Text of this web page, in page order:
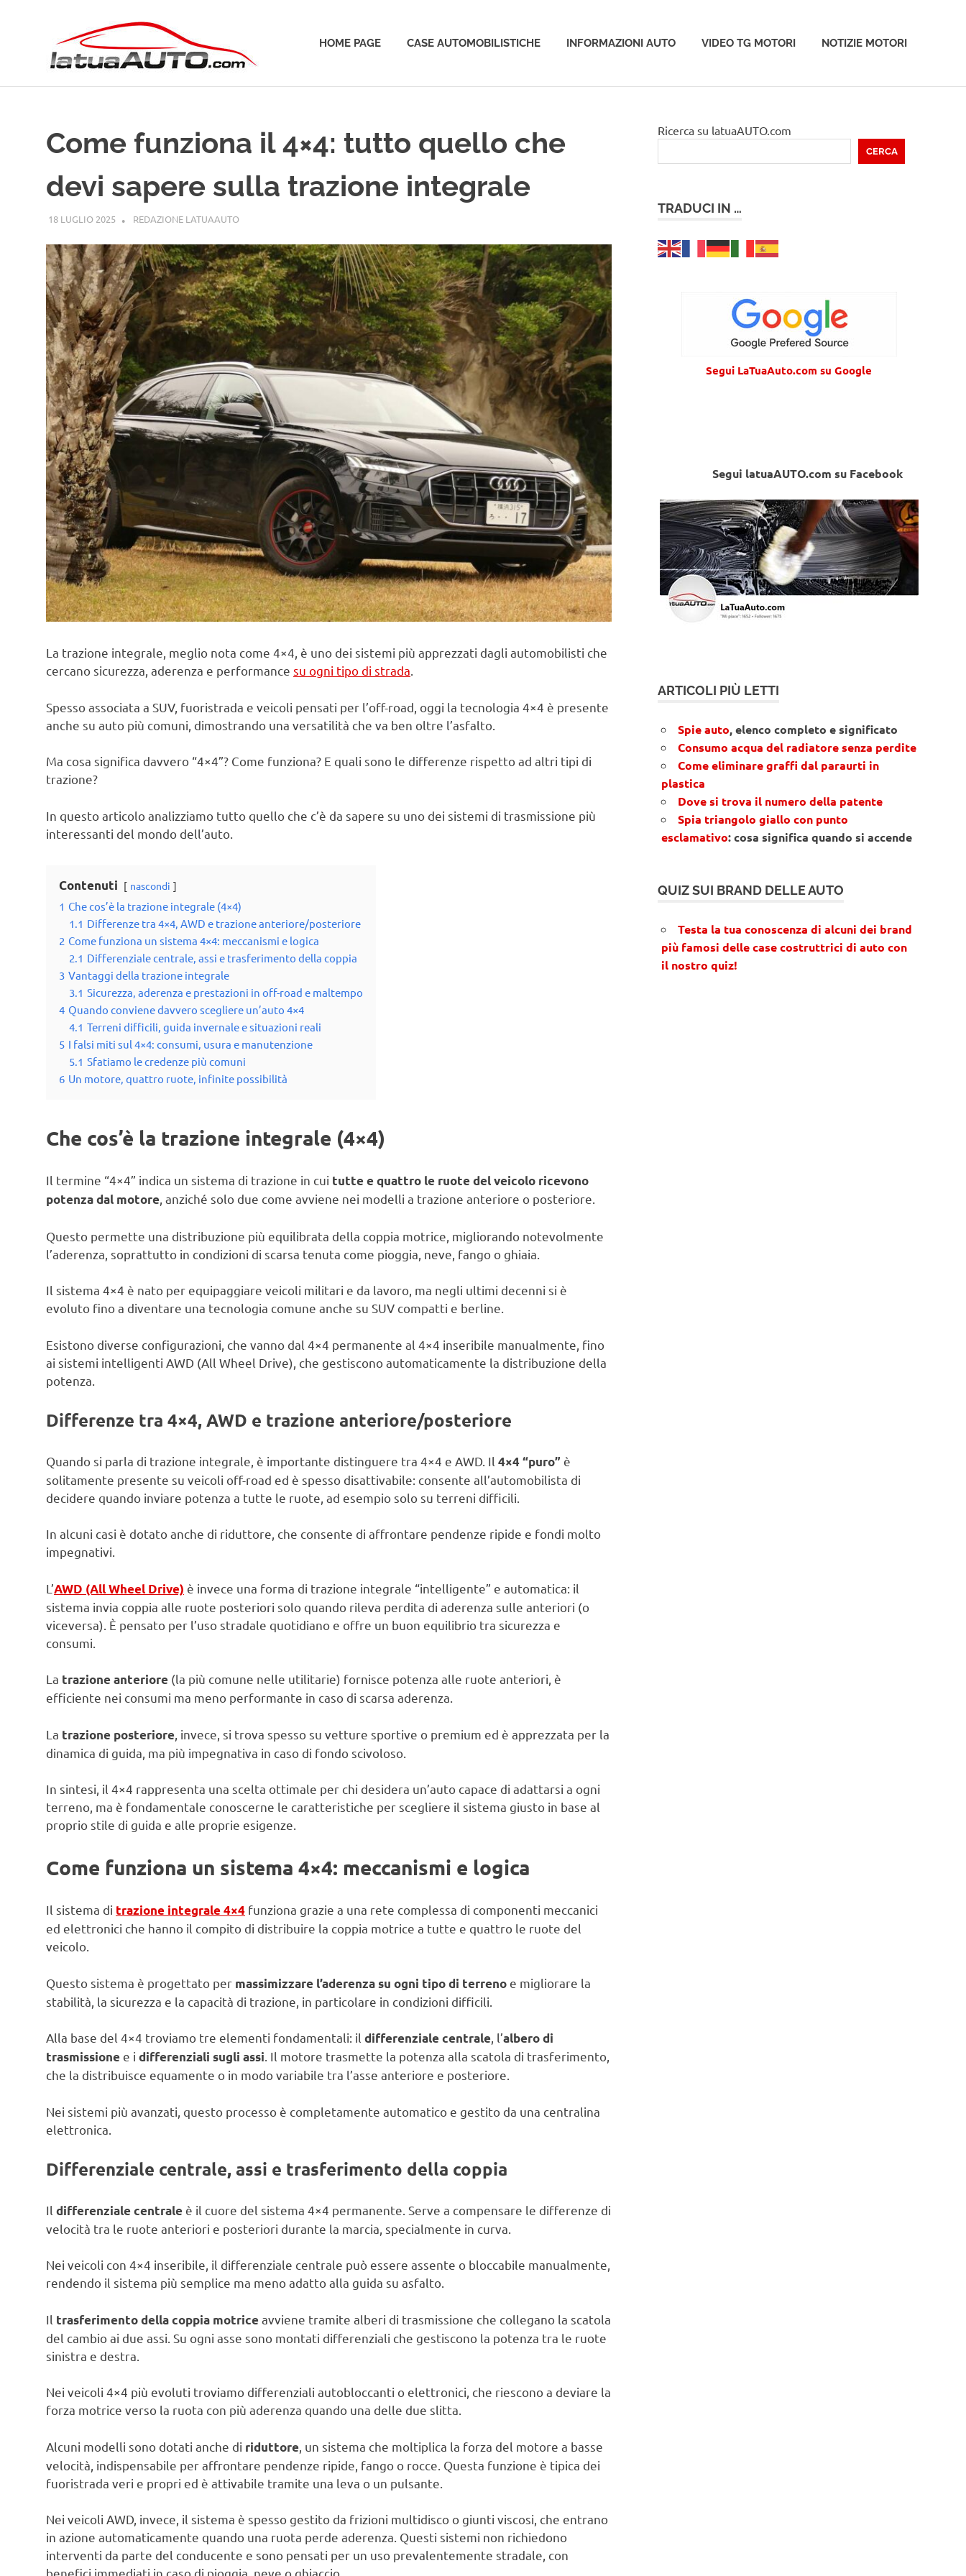
HOME PAGE CASE AUTOMOBILISTICHE INFORMAZIONI AUTO VIDEO TG MOTORI NOTIZIE MOTORI
Come funziona il 4×4: tutto quello che
devi sapere sulla trazione integrale
18 LUGLIO 2025 REDAZIONE LATUAAUTOGUIDE
La trazione integrale, meglio nota come 4×4, è uno dei sistemi più apprezzati dagli automobilisti che
cercano sicurezza, aderenza e performance su ogni tipo di strada.
Spesso associata a SUV, fuoristrada e veicoli pensati per l’off-road, oggi la tecnologia 4×4 è presente
anche su auto più comuni, dimostrando una versatilità che va ben oltre l’asfalto.
Ma cosa significa davvero “4×4”? Come funziona? E quali sono le differenze rispetto ad altri tipi di
trazione?
In questo articolo analizziamo tutto quello che c’è da sapere su uno dei sistemi di trasmissione più
interessanti del mondo dell’auto.
Contenuti nascondi
1 Che cos’è la trazione integrale (4×4)
1.1 Differenze tra 4×4, AWD e trazione anteriore/posteriore
2 Come funziona un sistema 4×4: meccanismi e logica
2.1 Differenziale centrale, assi e trasferimento della coppia
3 Vantaggi della trazione integrale
3.1 Sicurezza, aderenza e prestazioni in off-road e maltempo
4 Quando conviene davvero scegliere un’auto 4×4
4.1 Terreni difficili, guida invernale e situazioni reali
5 I falsi miti sul 4×4: consumi, usura e manutenzione
5.1 Sfatiamo le credenze più comuni
6 Un motore, quattro ruote, infinite possibilità
Che cos’è la trazione integrale (4×4)
Il termine “4×4” indica un sistema di trazione in cui tutte e quattro le ruote del veicolo ricevono
potenza dal motore, anziché solo due come avviene nei modelli a trazione anteriore o posteriore.
Questo permette una distribuzione più equilibrata della coppia motrice, migliorando notevolmente
l’aderenza, soprattutto in condizioni di scarsa tenuta come pioggia, neve, fango o ghiaia.
Il sistema 4×4 è nato per equipaggiare veicoli militari e da lavoro, ma negli ultimi decenni si è
evoluto fino a diventare una tecnologia comune anche su SUV compatti e berline.
Esistono diverse configurazioni, che vanno dal 4×4 permanente al 4×4 inseribile manualmente, fino
ai sistemi intelligenti AWD (All Wheel Drive), che gestiscono automaticamente la distribuzione della
potenza.
Differenze tra 4×4, AWD e trazione anteriore/posteriore
Quando si parla di trazione integrale, è importante distinguere tra 4×4 e AWD. Il 4×4 “puro” è
solitamente presente su veicoli off-road ed è spesso disattivabile: consente all’automobilista di
decidere quando inviare potenza a tutte le ruote, ad esempio solo su terreni difficili.
In alcuni casi è dotato anche di riduttore, che consente di affrontare pendenze ripide e fondi molto
impegnativi.
L’AWD (All Wheel Drive) è invece una forma di trazione integrale “intelligente” e automatica: il
sistema invia coppia alle ruote posteriori solo quando rileva perdita di aderenza sulle anteriori (o
viceversa). È pensato per l’uso stradale quotidiano e offre un buon equilibrio tra sicurezza e
consumi.
La trazione anteriore (la più comune nelle utilitarie) fornisce potenza alle ruote anteriori, è
efficiente nei consumi ma meno performante in caso di scarsa aderenza.
La trazione posteriore , invece, si trova spesso su vetture sportive o premium ed è apprezzata per la
dinamica di guida, ma più impegnativa in caso di fondo scivoloso.
In sintesi, il 4×4 rappresenta una scelta ottimale per chi desidera un’auto capace di adattarsi a ogni
terreno, ma è fondamentale conoscerne le caratteristiche per scegliere il sistema giusto in base al
proprio stile di guida e alle proprie esigenze.
Come funziona un sistema 4×4: meccanismi e logica
Il sistema di trazione integrale 4×4 funziona grazie a una rete complessa di componenti meccanici
ed elettronici che hanno il compito di distribuire la coppia motrice a tutte e quattro le ruote del
veicolo.
Questo sistema è progettato per massimizzare l’aderenza su ogni tipo di terreno e migliorare la
stabilità, la sicurezza e la capacità di trazione, in particolare in condizioni difficili.
Alla base del 4×4 troviamo tre elementi fondamentali: il differenziale centrale, l’albero di
trasmissione e i differenziali sugli assi. Il motore trasmette la potenza alla scatola di trasferimento,
che la distribuisce equamente o in modo variabile tra l’asse anteriore e posteriore.
Nei sistemi più avanzati, questo processo è completamente automatico e gestito da una centralina
elettronica.
Differenziale centrale, assi e trasferimento della coppia
Il differenziale centrale è il cuore del sistema 4×4 permanente. Serve a compensare le differenze di
velocità tra le ruote anteriori e posteriori durante la marcia, specialmente in curva.
Nei veicoli con 4×4 inseribile, il differenziale centrale può essere assente o bloccabile manualmente,
rendendo il sistema più semplice ma meno adatto alla guida su asfalto.
Il trasferimento della coppia motriceavviene tramite alberi di trasmissione che collegano la scatola
del cambio ai due assi. Su ogni asse sono montati differenziali che gestiscono la potenza tra le ruote
sinistra e destra.
Nei veicoli 4×4 più evoluti troviamo differenziali autobloccanti o elettronici, che riescono a deviare la
forza motrice verso la ruota con più aderenza quando una delle due slitta.
Alcuni modelli sono dotati anche di riduttore , un sistema che moltiplica la forza del motore a basse
velocità, indispensabile per affrontare pendenze ripide, fango o rocce. Questa funzione è tipica dei
fuoristrada veri e propri ed è attivabile tramite una leva o un pulsante.
Nei veicoli AWD, invece, il sistema è spesso gestito da frizioni multidisco o giunti viscosi, che entrano
in azione automaticamente quando una ruota perde aderenza. Questi sistemi non richiedono
interventi da parte del conducente e sono pensati per un uso prevalentemente stradale, con
benefici immediati in caso di pioggia, neve o ghiaccio.
Ricerca su latuaAUTO.com
CERCA
TRADUCI IN …
Segui LaTuaAuto.com su Google
Segui latuaAUTO.com su Facebook
ARTICOLI PIÙ LETTI
Spie auto, elenco completo e significato
Consumo acqua del radiatore senza perdite
Come eliminare graffi dal paraurti in
plastica
Dove si trova il numero della patente
Spia triangolo giallo con punto
esclamativo: cosa significa quando si accende
QUIZ SUI BRAND DELLE AUTO
Testa la tua conoscenza di alcuni dei brand
più famosi delle case costruttrici di auto con
il nostro quiz!